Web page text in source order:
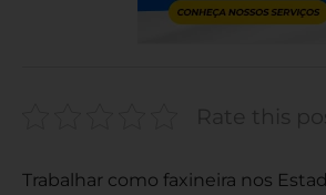
Trabalhar como faxineira nos